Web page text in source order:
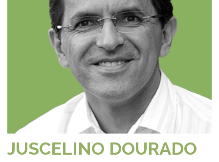
JUSCELINO DOURADO